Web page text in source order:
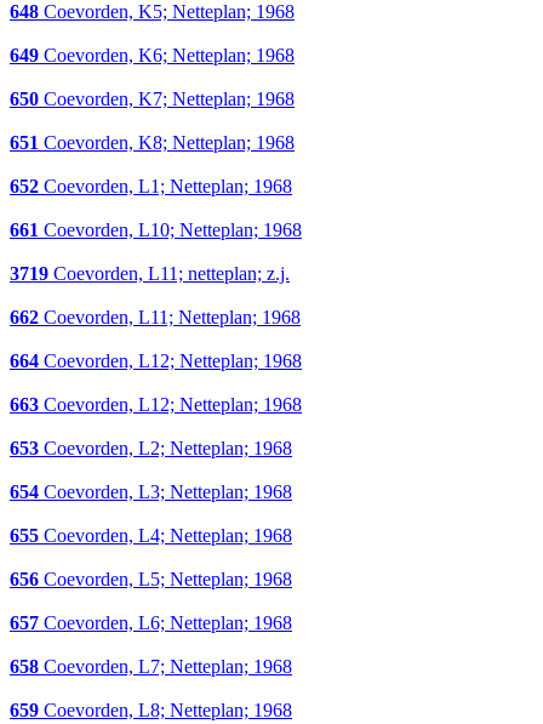
648 Coevorden, K5; Netteplan; 1968
649 Coevorden, K6; Netteplan; 1968
650 Coevorden, K7; Netteplan; 1968
651 Coevorden, K8; Netteplan; 1968
652 Coevorden, L1; Netteplan; 1968
661 Coevorden, L10; Netteplan; 1968
3719 Coevorden, L11; netteplan; z.j.
662 Coevorden, L11; Netteplan; 1968
664 Coevorden, L12; Netteplan; 1968
663 Coevorden, L12; Netteplan; 1968
653 Coevorden, L2; Netteplan; 1968
654 Coevorden, L3; Netteplan; 1968
655 Coevorden, L4; Netteplan; 1968
656 Coevorden, L5; Netteplan; 1968
657 Coevorden, L6; Netteplan; 1968
658 Coevorden, L7; Netteplan; 1968
659 Coevorden, L8; Netteplan; 1968